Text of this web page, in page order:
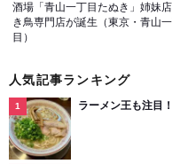
酒場「青山一丁目たぬき」姉妹
き鳥専門店が誕生（東京・青山
目）
人気記事ランキング
ラーメン王も注目